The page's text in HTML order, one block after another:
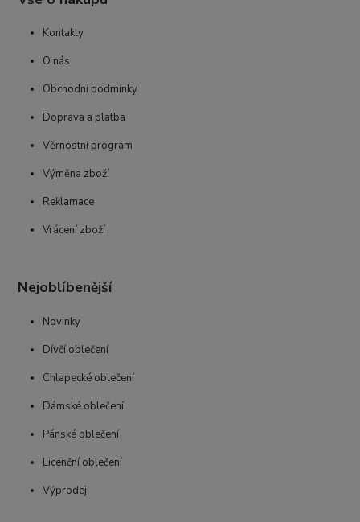
Kontakty
O nás
Obchodní podmínky
Doprava a platba
Věrnostní program
Výměna zboží
Reklamace
Vrácení zboží
Nejoblíbenější
Novinky
Dívčí oblečení
Chlapecké oblečení
Dámské oblečení
Pánské oblečení
Licenční oblečení
Výprodej